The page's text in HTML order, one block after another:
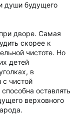
души будущего
дворе. Самая
скорее к
чистоте. Но
детей
в
с чистой
оставлять
верховного